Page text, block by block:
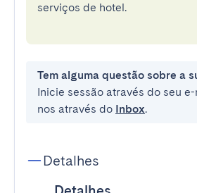
serviços de hotel.
Tem alguma questão sobre a
Inicie sessão através do seu
nos através do Inbox.
Detalhes